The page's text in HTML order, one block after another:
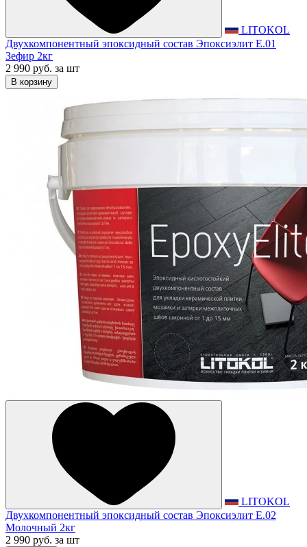
LITOKOL
Двухкомпонентный эпоксидный состав Эпоксиэлит E.01
Зефир 2кг
2 990 руб. за шт
В корзину
LITOKOL
Двухкомпонентный эпоксидный состав Эпоксиэлит E.02
Молочный 2кг
2 990 руб. за шт